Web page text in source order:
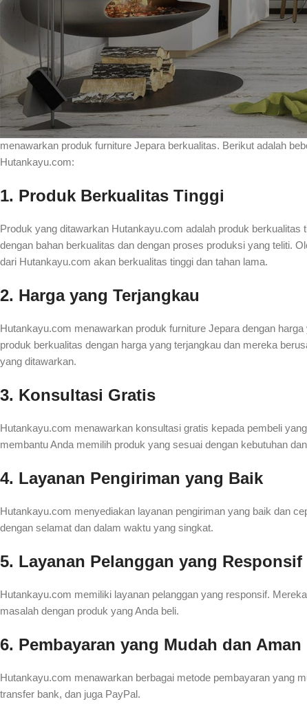
Furniture Jepara adalah salah satu dari banyak jenis furnitur yang
telah lama diperkenalkan di Indonesia dan masih merupakan
furniture di Indonesia. Furniture Jepara terkenal karena
membeli furniture Jepara, Anda harus membelinya dari toko atau
berkualitas.
Salah satu toko e-commerce yang dapat Anda percaya adalah
menawarkan produk furniture Jepara berkualitas. Berikut adalah
Hutankayu.com:
1. Produk Berkualitas Tinggi
Produk yang ditawarkan Hutankayu.com adalah produk
dengan bahan berkualitas dan dengan proses produksi yang teliti.
dari Hutankayu.com akan berkualitas tinggi dan tahan lama.
2. Harga yang Terjangkau
Hutankayu.com menawarkan produk furniture Jepara dengan
produk berkualitas dengan harga yang terjangkau dan mereka
yang ditawarkan.
3. Konsultasi Gratis
Hutankayu.com menawarkan konsultasi gratis kepada pembeli
membantu Anda memilih produk yang sesuai dengan kebutuhan
4. Layanan Pengiriman yang Baik
Hutankayu.com menyediakan layanan pengiriman yang baik dan
dengan selamat dan dalam waktu yang singkat.
5. Layanan Pelanggan yang Responsif
Hutankayu.com memiliki layanan pelanggan yang responsif.
masalah dengan produk yang Anda beli.
6. Pembayaran yang Mudah dan Aman
Hutankayu.com menawarkan berbagai metode pembayaran yang
transfer bank, dan juga PayPal.